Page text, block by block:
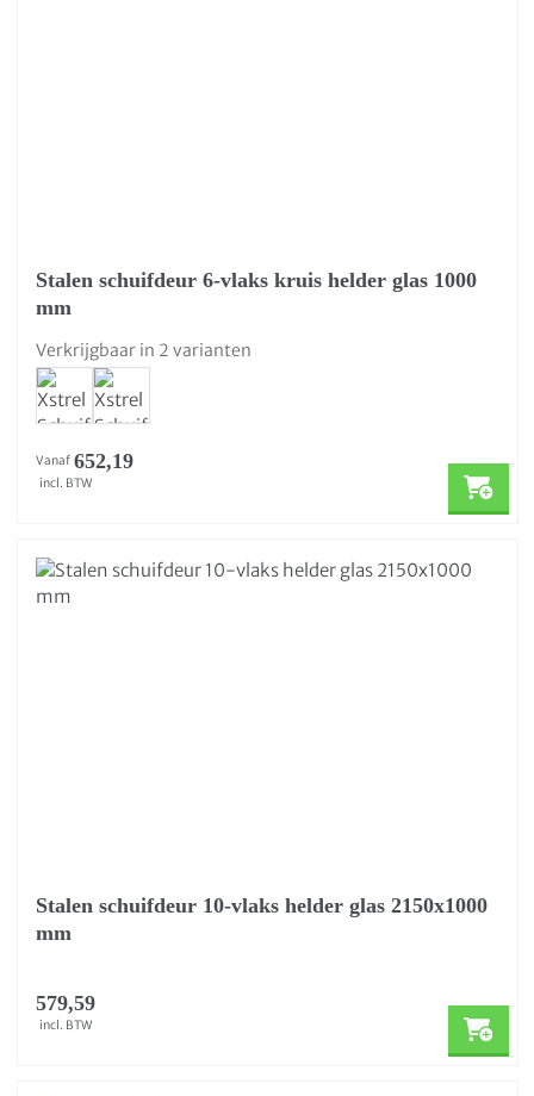
Stalen schuifdeur 6-vlaks kruis helder glas 1000
mm
Verkrijgbaar in 2 varianten
Vanaf 652,19
incl. BTW
Stalen schuifdeur 10-vlaks helder glas 2150x1000
mm
579,59
incl. BTW